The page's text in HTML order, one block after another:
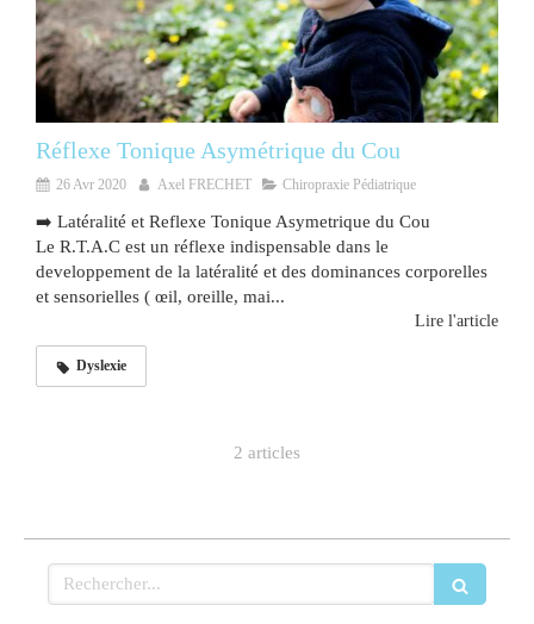
Réflexe Tonique Asymétrique du Cou
26 Avr 2020 Axel FRECHET Chiropraxie Pédiatrique
➡️ Latéralité et Reflexe Tonique Asymetrique du Cou
Le R.T.A.C est un réflexe indispensable dans le
developpement de la latéralité et des dominances corporelles
et sensorielles ( œil, oreille, mai...
Lire l'article
Dyslexie
2 articles
Rechercher